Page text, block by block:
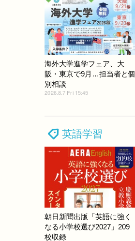
海外大学進学フェア、大
阪・東京で9月…担当者と個
別相談
2026.8.7 Fri 15:45
英語学習
朝日新聞出版「英語に強く
なる小学校選び2027」209
校収録